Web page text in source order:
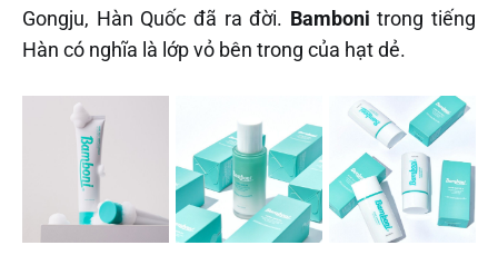
Gongju, Hàn Quốc đã ra đời. Bamboni trong tiếng
Hàn có nghĩa là lớp vỏ bên trong của hạt dẻ.